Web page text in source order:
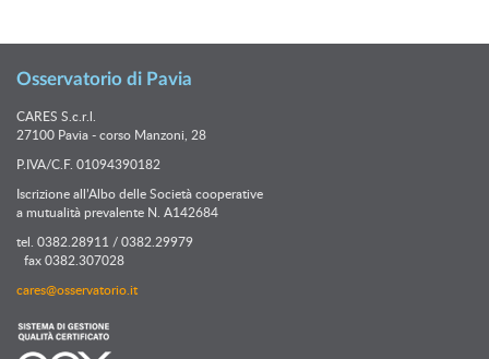
Osservatorio di Pavia
CARES S.c.r.l.
27100 Pavia - corso Manzoni, 28
P.IVA/C.F. 01094390182
Iscrizione all’Albo delle Società cooperative
a mutualità prevalente N. A142684
tel. 0382.28911 / 0382.29979
fax 0382.307028
cares@osservatorio.it